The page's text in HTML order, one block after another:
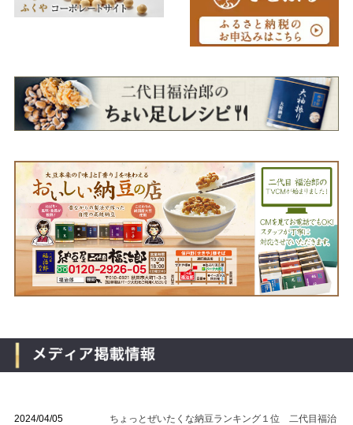
2024/04/05
ちょっとぜいたくな納豆ランキング１位 二代目福治